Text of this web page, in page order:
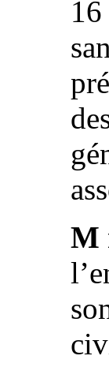
M